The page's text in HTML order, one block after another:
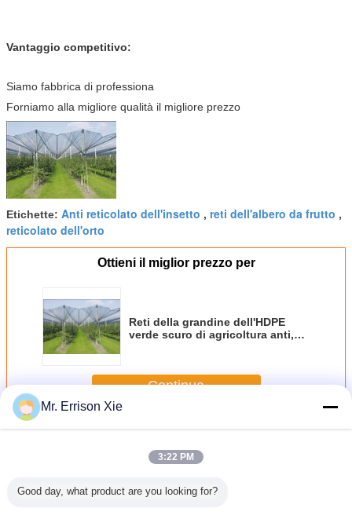
Vantaggio competitivo:
Siamo fabbrica di professiona
Forniamo alla migliore qualità il migliore prezzo
Etichette: Anti reticolato dell'insetto , reti dell'albero da frutto ,
reticolato dell'orto
Ottieni il miglior prezzo per
Reti della grandine dell'HDPE
verde scuro di agricoltura anti,
Continua
PiùAnti reti della grandine
Mr. Errison Xie
3:22 PM
Good day, what product are you looking for?